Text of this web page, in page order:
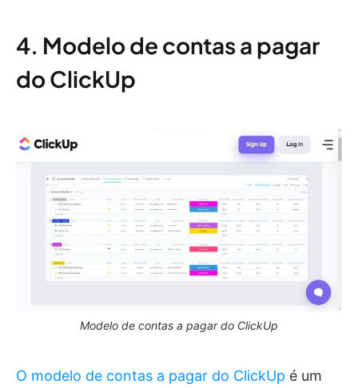
4. Modelo de contas a pagar
do ClickUp
Modelo de contas a pagar do ClickUp
O modelo de contas a pagar do ClickUp é um